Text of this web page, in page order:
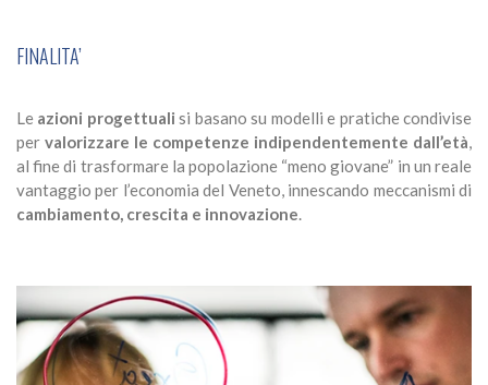
FINALITA’
Le azioni progettuali si basano su modelli e pratiche condivise
per valorizzare le competenze indipendentemente dall’età,
al fine di trasformare la popolazione “meno giovane” in un reale
vantaggio per l’economia del Veneto, innescando meccanismi di
cambiamento, crescita e innovazione.